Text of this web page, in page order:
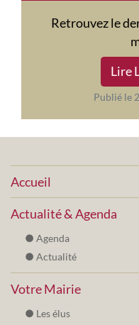
Retrouvez le
Lire
Publié le
Accueil
Actualité & Agenda
Agenda
Actualité
Votre Mairie
Les élus